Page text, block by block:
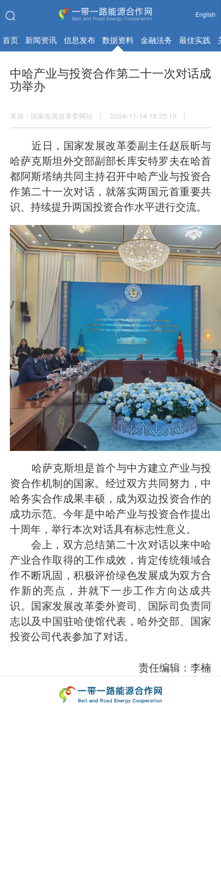
English
首页 新闻资讯 信息发布 数据资料 金融法务 最佳实践
中哈产业与投资合作第二十一次对话成
功举办
来源：国家发展改革委网站 | 2024-11-14 18:25:19 |
近日，国家发展改革委副主任赵辰昕与
哈萨克斯坦外交部副部长库安特罗夫在哈首
都阿斯塔纳共同主持召开中哈产业与投资合
作第二十一次对话，就落实两国元首重要共
识、持续提升两国投资合作水平进行交流。
哈萨克斯坦是首个与中方建立产业与投
资合作机制的国家。经过双方共同努力，中
哈务实合作成果丰硕，成为双边投资合作的
成功示范。今年是中哈产业与投资合作提出
十周年，举行本次对话具有标志性意义。
会上，双方总结第二十次对话以来中哈
产业合作取得的工作成效，肯定传统领域合
作不断巩固，积极评价绿色发展成为双方合
作新的亮点，并就下一步工作方向达成共
识。国家发展改革委外资司、国际司负责同
志以及中国驻哈使馆代表，哈外交部、国家
投资公司代表参加了对话。
责任编辑：李楠